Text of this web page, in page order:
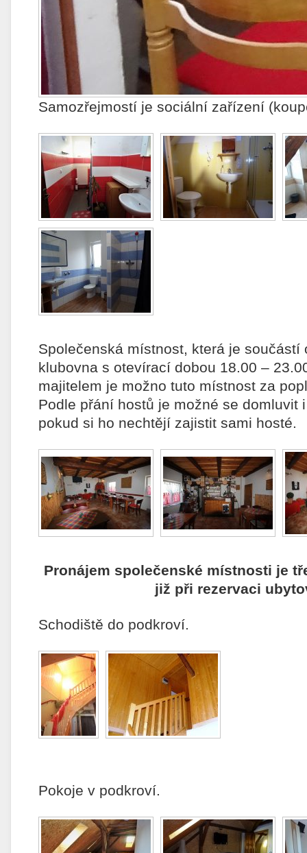
Samozřejmostí je sociální zařízení
Společenská místnost, která je součástí
klubovna s otevírací dobou 18.00 –
majitelem je možno tuto místnost za
Podle přání hostů je možné se domluvit
pokud si ho nechtějí zajistit sami hosté.
Pronájem společenské místnosti je
již při rezervaci
Schodiště do podkroví.
Pokoje v podkroví.